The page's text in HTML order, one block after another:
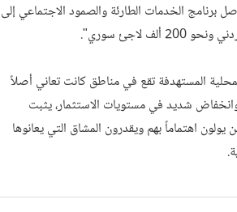
برنامج الخدمات الطارئة والصمود الاجتماعي إلى
المستهدفة تقع في مناطق كانت تعاني أصلاً
شديد في مستويات الاستثمار، يثبت
يولون اهتماماً بهم ويقدرون المشاق التي يعانوها